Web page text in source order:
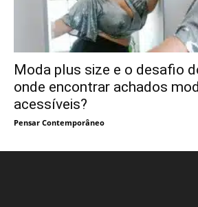
Moda plus size e o desafio
onde encontrar achados
acessíveis?
Pensar Contemporâneo